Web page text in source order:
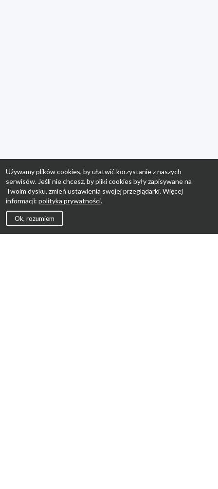
Używamy plików cookies, by ułatwić korzystanie z naszych
serwisów. Jeśli nie chcesz, by pliki cookies były zapisywane na
Twoim dysku, zmień ustawienia swojej przeglądarki. Więcej
informacji: polityka prywatności.
Ok, rozumiem